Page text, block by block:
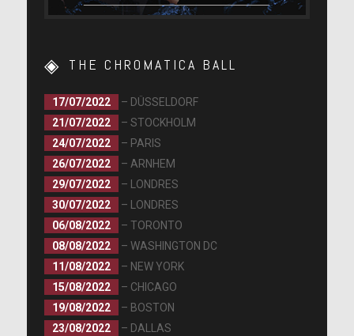
THE CHROMATICA BALL
17/07/2022
– DÜSSELDORF
21/07/2022
– STOCKHOLM
24/07/2022
– PARIS
26/07/2022
– ARNHEM
29/07/2022
– LONDRES
30/07/2022
– LONDRES
06/08/2022
– TORONTO
08/08/2022
– WASHINGTON DC
11/08/2022
– NEW YORK
15/08/2022
– CHICAGO
19/08/2022
– BOSTON
23/08/2022
– DALLAS